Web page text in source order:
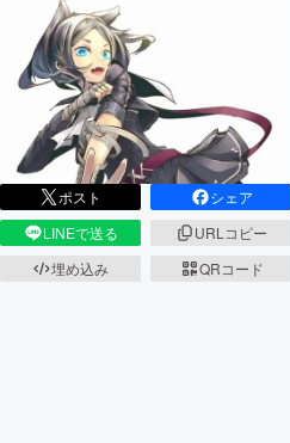
アート・写真
テクノロジー・ガジェ
映像・映画
ビジネス・起業
まちづくり・地域活性化
ポスト
シェア
LINEで送る
URLコピー
埋め込み
QRコード